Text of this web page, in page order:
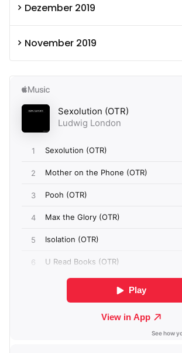
Dezember 2019
November 2019